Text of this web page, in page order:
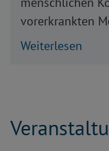
vorerkrankten
Weiterlesen